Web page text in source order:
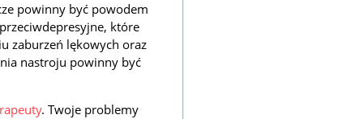
powinny być powodem
które
zaburzeń lękowych oraz
nastroju powinny być
. Twoje problemy